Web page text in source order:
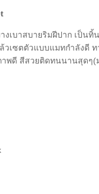
งเบาสบายริมฝีปาก เป็
เซตตัวแบบแมทกำลังดี ท
าพดี สีสวยติดทนนานสุดๆ